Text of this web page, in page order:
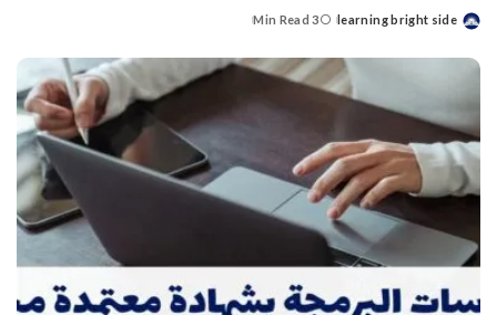
Posted
learning bright side
3 Min Read